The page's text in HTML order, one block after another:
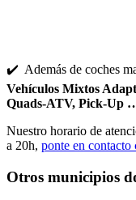
✔️ Además de coches
Vehículos Mixtos
Quads-ATV, Pick-Up
Nuestro horario de
a 20h, ponte en contacto
Otros municipios